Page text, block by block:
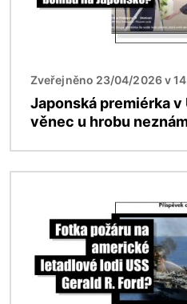
Zveřejněno 23/04/2026 v
Japonská premiérka v
věnec u hrobu